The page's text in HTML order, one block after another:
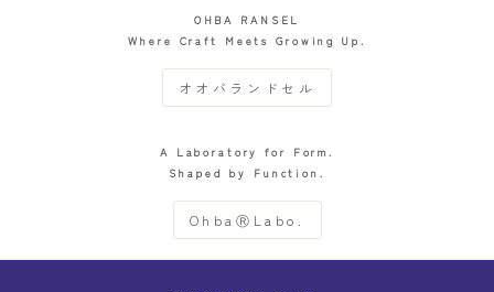
OHBA RANSEL
Where Craft Meets Growing Up.
オオバランドセル
A Laboratory for Form.
Shaped by Function.
OhbaⓇLabo.